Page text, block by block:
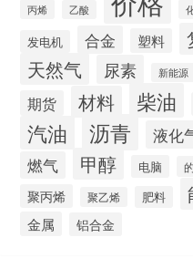
丙烯 乙酸
发电机 合金 塑料
天然气 尿素 新能源
期货 材料 柴油
汽油 沥青 液化
燃气 甲醇 电脑
聚丙烯 聚乙烯 肥料
金属 铝合金